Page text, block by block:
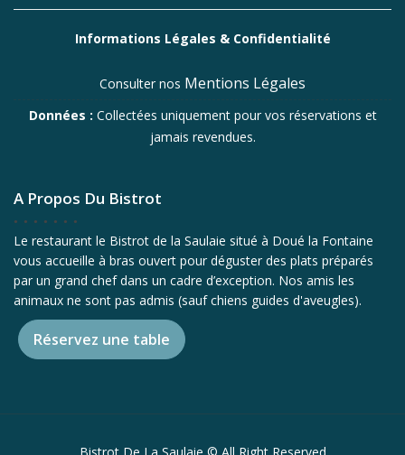
Informations Légales & Confidentialité
Consulter nos Mentions Légales
Données : Collectées uniquement pour vos réservations et
jamais revendues.
A Propos Du Bistrot
Le restaurant le Bistrot de la Saulaie situé à Doué la Fontaine
vous accueille à bras ouvert pour déguster des plats préparés
par un grand chef dans un cadre d’exception. Nos amis les
animaux ne sont pas admis (sauf chiens guides d'aveugles).
Réservez une table
Bistrot De La Saulaie © All Right Reserved